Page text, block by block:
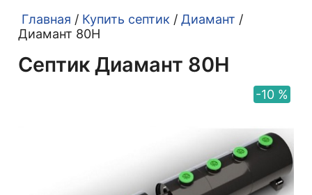
Главная / Купить септик / Диамант /
Диамант 80H
Септик Диамант 80Н
-10 %